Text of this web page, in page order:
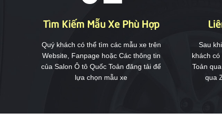
Tìm Kiếm Mẫu Xe Phù Hợp
Quý khách có thể tìm các mẫu xe trên
Website, Fanpage hoặc Các thông tin
của Salon Ô tô Quốc Toản đăng tải để
lựa chọn mẫu xe
Sau
khách
Toản
qua